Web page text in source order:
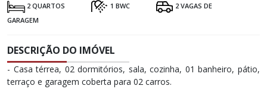
2 QUARTOS 1 BWC
2 VAGAS DE
GARAGEM
DESCRIÇÃO DO IMÓVEL
- Casa térrea, 02 dormitórios, sala, cozinha, 01 banheiro, pátio,
terraço e garagem coberta para 02 carros.